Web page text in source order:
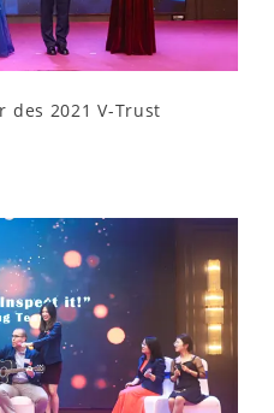
des 2021 V-Trust